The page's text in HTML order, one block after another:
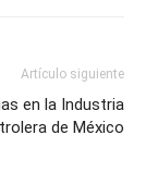
Artículo siguiente
en la Industria
de México